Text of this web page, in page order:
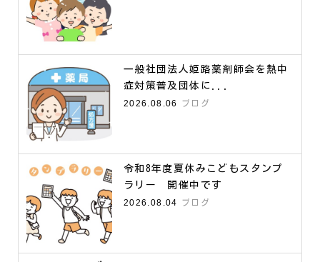
一般社団法人姫路薬剤師会を熱中
症対策普及団体に...
2026.08.06
ブログ
令和8年度夏休みこどもスタンプ
ラリー 開催中です
2026.08.04
ブログ